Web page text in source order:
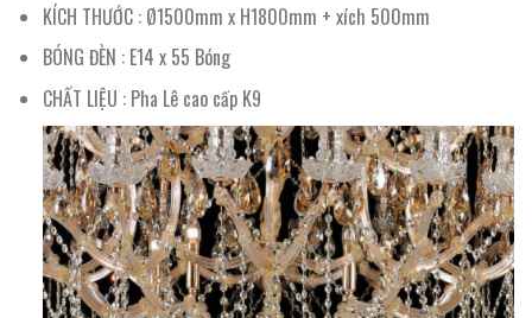
KÍCH THƯỚC : Ø1500mm x H1800mm + xích 500mm
BÓNG ĐÈN : E14 x 55 Bóng
CHẤT LIỆU : Pha Lê cao cấp K9